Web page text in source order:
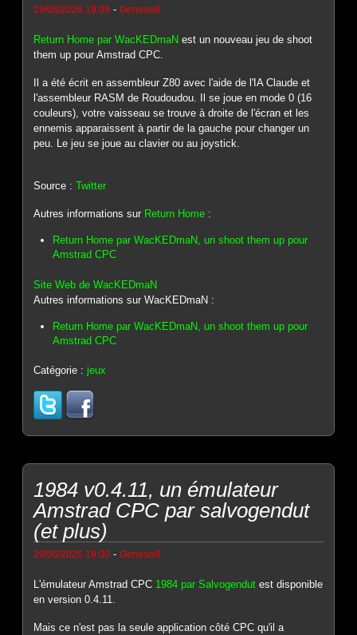
29/06/2026 19:09 -Genesis8
Return Home par WacKEDmaN est un nouveau jeu de shoot
them up pour Amstrad CPC.
Il a été écrit en assembleur Z80 avec l'aide de l'IA Claude et
l'assembleur RASM de Roudoudou. Il se joue en mode 0 (16
couleurs), votre vaisseau se trouve à droite de l'écran et les
ennemis apparaissent à partir de la gauche pour changer un
peu. Le jeu se joue au clavier ou au joystick.
Source :Twitter
Autres informations sur Return Home :
Return Home par WacKEDmaN, un shoot them up pour
Amstrad CPC
Site Web de WacKEDmaN
Autres informations sur WacKEDmaN :
Return Home par WacKEDmaN, un shoot them up pour
Amstrad CPC
Catégorie :jeux
1984 v0.4.11, un émulateur
Amstrad CPC par salvogendut
(et plus)
29/06/2026 19:00 -Genesis8
L'émulateur Amstrad CPC 1984 par Salvogendut est disponible
en version 0.4.11.
Mais ce n'est pas la seule application côté CPC qu'il a